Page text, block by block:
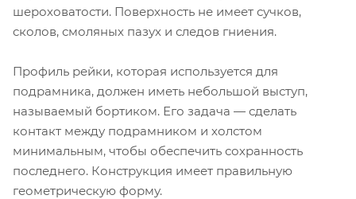
шероховатости. Поверхность не имеет сучков,
сколов, смоляных пазух и следов гниения.
Профиль рейки, которая используется для
подрамника, должен иметь небольшой выступ,
называемый бортиком. Его задача — сделать
контакт между подрамником и холстом
минимальным, чтобы обеспечить сохранность
последнего. Конструкция имеет правильную
геометрическую форму.